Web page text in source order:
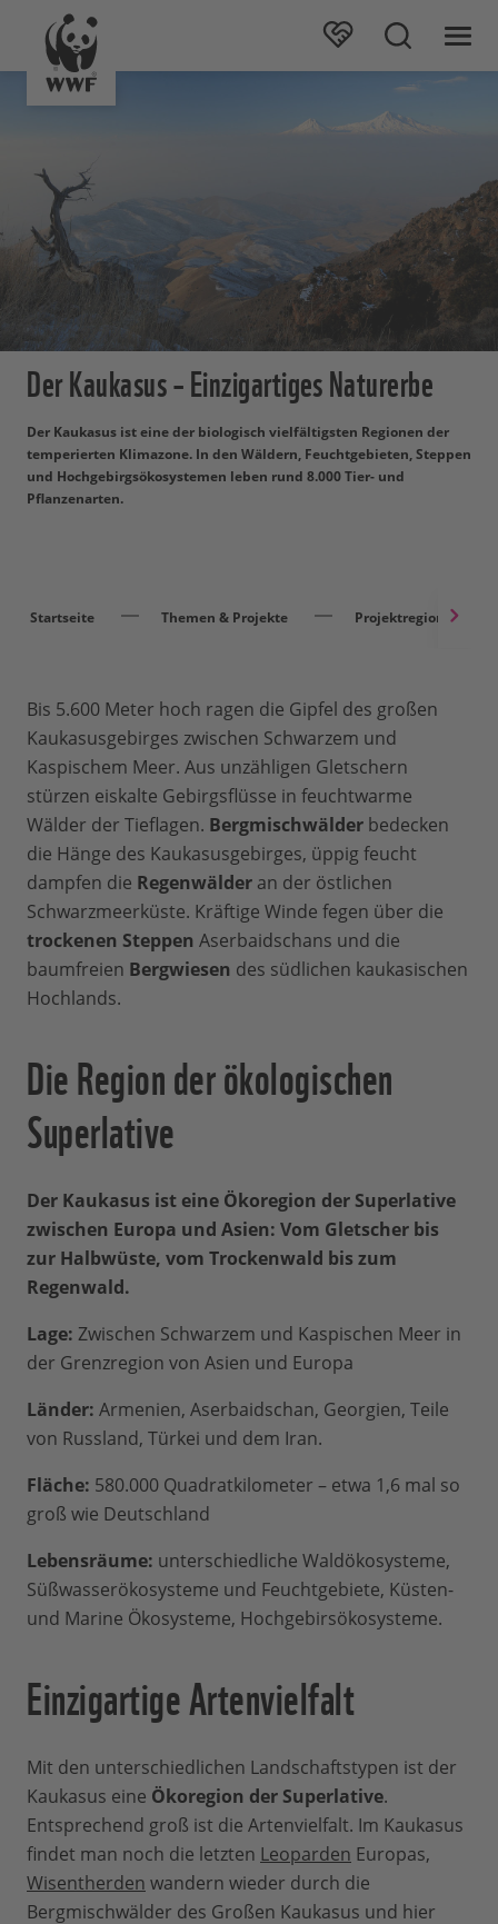
Der Kaukasus – Einzigartiges Naturerbe
Der Kaukasus ist eine der biologisch vielfältigsten Regionen der
temperierten Klimazone. In den Wäldern, Feuchtgebieten, Steppen
und Hochgebirgsökosystemen leben rund 8.000 Tier- und
Pflanzenarten.
Startseite Themen & Projekte Projektregionen
Bis 5.600 Meter hoch ragen die Gipfel des großen
Kaukasusgebirges zwischen Schwarzem und
Kaspischem Meer. Aus unzähligen Gletschern
stürzen eiskalte Gebirgsflüsse in feuchtwarme
Wälder der Tieflagen. Bergmischwälder bedecken
die Hänge des Kaukasusgebirges, üppig feucht
dampfen die Regenwälder an der östlichen
Schwarzmeerküste. Kräftige Winde fegen über die
trockenen Steppen Aserbaidschans und die
baumfreien Bergwiesen des südlichen kaukasischen
Hochlands.
Die Region der ökologischen
Superlative
Der Kaukasus ist eine Ökoregion der Superlative
zwischen Europa und Asien: Vom Gletscher bis
zur Halbwüste, vom Trockenwald bis zum
Regenwald.
Lage: Zwischen Schwarzem und Kaspischen Meer in
der Grenzregion von Asien und Europa
Länder: Armenien, Aserbaidschan, Georgien, Teile
von Russland, Türkei und dem Iran.
Fläche: 580.000 Quadratkilometer – etwa 1,6 mal so
groß wie Deutschland
Lebensräume: unterschiedliche Waldökosysteme,
Süßwasserökosysteme und Feuchtgebiete, Küsten-
und Marine Ökosysteme, Hochgebirsökosysteme.
Einzigartige Artenvielfalt
Mit den unterschiedlichen Landschaftstypen ist der
Kaukasus eine Ökoregion der Superlative.
Entsprechend groß ist die Artenvielfalt. Im Kaukasus
findet man noch die letzten Leoparden Europas,
Wisentherden wandern wieder durch die
Bergmischwälder des Großen Kaukasus und hier